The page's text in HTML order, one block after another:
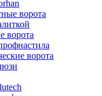
ворота
ворота
ворота